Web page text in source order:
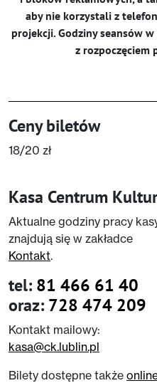
aby nie korzystali z
projekcji. Godziny seansów
z rozpoczęciem
Ceny biletów
18/20 zł
Kasa Centrum
Aktualne godziny pracy
znajdują się w zakładce
Kontakt.
tel: 81 466 61 40
oraz: 728 474 209
Kontakt mailowy:
kasa@ck.lublin.pl
Bilety dostępne także